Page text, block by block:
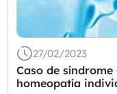
27/02/2023
Caso de
homeopatía